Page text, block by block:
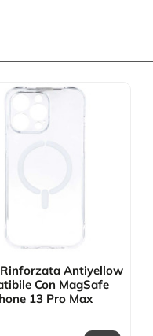
Rinforzata Antiyellow
Con MagSafe
13 Pro Max